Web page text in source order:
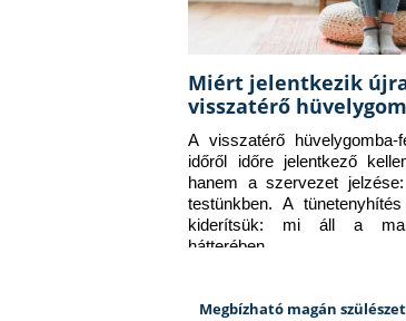
Miért jelentkezik
visszatérő
A visszatérő hüvelygomba-
időről időre jelentkező
hanem a szervezet
testünkben. A
kiderítsük: mi áll a
hátterében.
Megbízható magán szülészet